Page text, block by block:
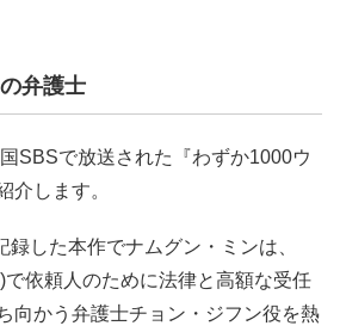
弁護士
SBSで放送された『わずか1000ウ
介します。
した本作でナムグン・ミンは、
依頼人のために法律と高額な受任
向かう弁護士チョン・ジフン役を熱